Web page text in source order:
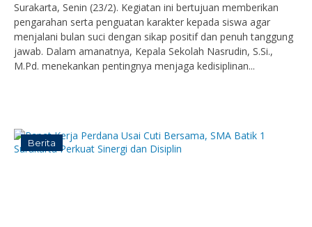
Surakarta, Senin (23/2). Kegiatan ini bertujuan memberikan
pengarahan serta penguatan karakter kepada siswa agar
menjalani bulan suci dengan sikap positif dan penuh tanggung
jawab. Dalam amanatnya, Kepala Sekolah Nasrudin, S.Si.,
M.Pd. menekankan pentingnya menjaga kedisiplinan...
Berita